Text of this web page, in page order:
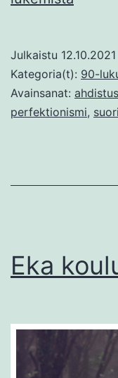
Julkaistu 12.10.2021
Kategoria(t): 90-
Avainsanat: ahdistus
perfektionismi,
Eka